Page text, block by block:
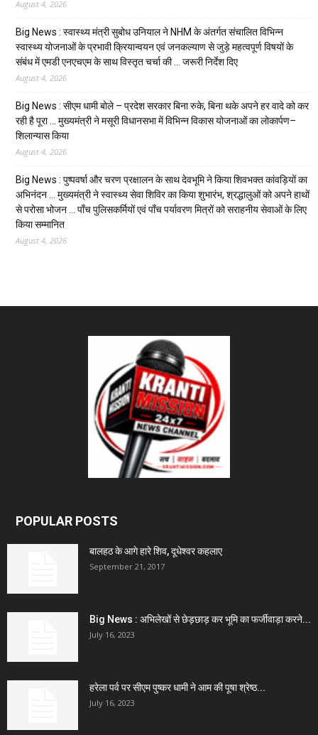
August 4, 2026
Big News : स्वास्थ्य मंत्री सुबोध उनियाल ने NHM के अंतर्गत संचालित विभिन्न
स्वास्थ्य योजनाओं के प्रभावी क्रियान्वयन एवं जनकल्याण से जुड़े महत्वपूर्ण विषयों के
संबंध में एमडी एनएचएम के साथ विस्तृत चर्चा की … जरूरी निर्देश दिए
August 4, 2026
Big News : सीएम धामी बोले – प्रदेश सरकार बिना रुके, बिना थके अपने हर वादे को कर
रही है पूरा … मुख्यमंत्री ने मसूरी विधानसभा में विभिन्न विकास योजनाओं का लोकार्पण–
शिलान्यास किया
August 4, 2026
Big News : पुष्पवर्षा और चरण प्रक्षालन के साथ देवभूमि ने किया शिवभक्त कांवड़ियों का
अभिनंदन … मुख्यमंत्री ने स्वास्थ्य सेवा शिविर का किया शुभारंभ, श्रद्धालुओं को अपने हाथों
से परोसा भोजन … पाँच पुलिसकर्मियों एवं पाँच पर्यावरण मित्रों को सराहनीय सेवाओं के लिए
किया सम्मानित
August 4, 2026
POPULAR POSTS
बालहठ के आगे हारे शिव, दूधेश्वर कहलाए
September 21, 2017
Big News : अभिलेखों से छेड़छाड़ कर भूमि का फर्जीवाड़ा करने...
July 16, 2023
हरेला पर्व पर सीएम पुष्कर धामी ने आम की पूषा श्रेष्ठ...
July 16, 2023